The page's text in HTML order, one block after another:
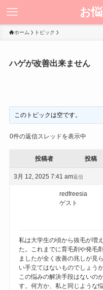
お
ホーム トピック
ハゲが改善出来ません
このトピックは空です。
0件の返信スレッドを表示中
投稿者 投稿
3月 12, 2025 7:41 am返信
redfreesia
ゲスト
私は大学生の頃から抜毛が増
た。これまでに育毛剤や発毛
ましたが全く改善の兆しが見
い手立てはないものでしょ
この悩みの解決手段はないの
す。何方か、私と同じような